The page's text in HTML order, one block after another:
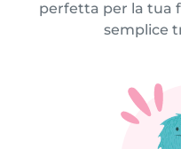
perfetta per la tua
semplice